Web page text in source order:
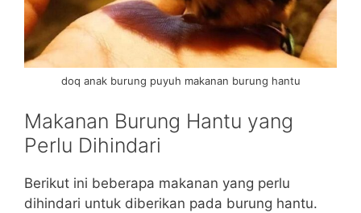
doq anak burung puyuh makanan burung hantu
Makanan Burung Hantu yang
Perlu Dihindari
Berikut ini beberapa makanan yang perlu
dihindari untuk diberikan pada burung hantu.